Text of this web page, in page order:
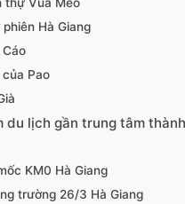
phiên Hà Giang
Cáo
của Pao
du lịch gần trung tâm
KM0 Hà Giang
trường 26/3 Hà Giang